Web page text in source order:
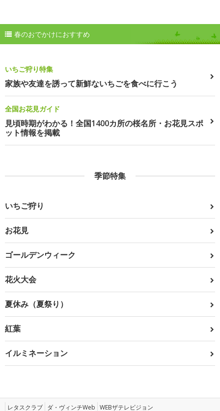
春のおでかけにおすすめ
いちご狩り特集
家族や友達を誘って新鮮ないちごを食べに行こう
全国お花見ガイド
見頃時期がわかる！全国1400カ所の桜名所・お花見スポ
ット情報を掲載
季節特集
いちご狩り
お花見
ゴールデンウィーク
花火大会
夏休み（夏祭り）
紅葉
イルミネーション
レタスクラブ ダ・ヴィンチWeb WEBザテレビジョン